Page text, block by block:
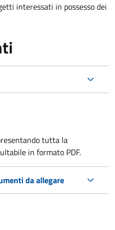
interessati in possesso dei
tutta la
in formato PDF.
da allegare